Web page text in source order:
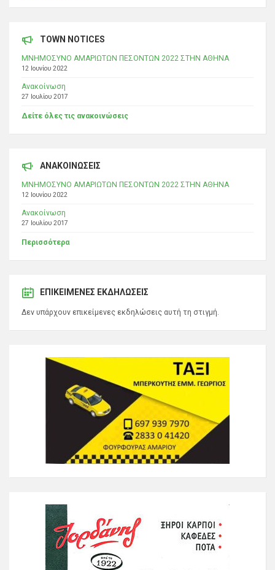
TOWN NOTICES
ΜΝΗΜΟΣΥΝΟ ΑΜΑΡΙΩΤΩΝ ΠΕΣΟΝΤΩΝ 2022 ΣΤΗΝ ΑΘΗΝΑ
12 Ιουνίου 2022
Ανακοίνωση
27 Ιουλίου 2017
Δείτε όλες τις ανακοινώσεις
ΑΝΑΚΟΙΝΩΣΕΙΣ
ΜΝΗΜΟΣΥΝΟ ΑΜΑΡΙΩΤΩΝ ΠΕΣΟΝΤΩΝ 2022 ΣΤΗΝ ΑΘΗΝΑ
12 Ιουνίου 2022
Ανακοίνωση
27 Ιουλίου 2017
Περισσότερα
ΕΠΙΚΕΊΜΕΝΕΣ ΕΚΔΗΛΏΣΕΙΣ
Δεν υπάρχουν επικείμενες εκδηλώσεις αυτή τη στιγμή.